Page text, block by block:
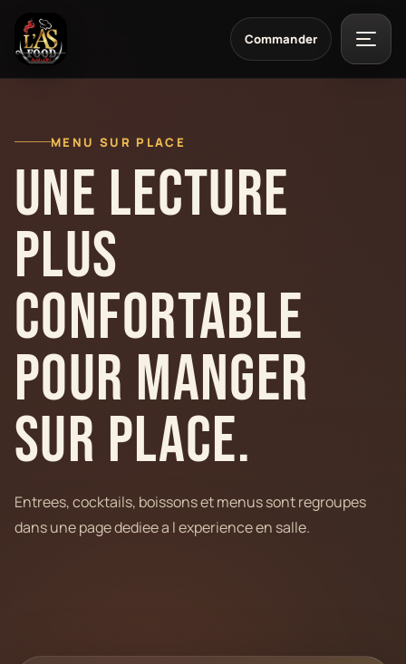
Menu
Commander
MENU SUR PLACE
Une lecture
plus
confortable
pour manger
sur place.
Entrees, cocktails, boissons et menus sont regroupes
dans une page dediee a l experience en salle.